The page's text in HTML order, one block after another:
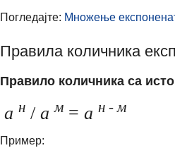
Погледајте: Множење
Правила количника
Правило количника са
а н / ам = а н -м
Пример: